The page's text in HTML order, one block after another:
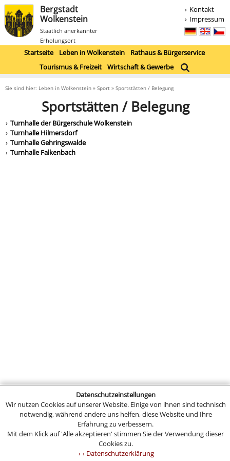
Datenschutzeinstellungen
Wir nutzen Cookies auf unserer Website. Einige von ihnen sind technisch
notwendig, während andere uns helfen, diese Website und Ihre
Erfahrung zu verbessern.
Mit dem Klick auf 'Alle akzeptieren' stimmen Sie der Verwendung dieser
Cookies zu.
› Datenschutzerklärung
Bergstadt
Wolkenstein
Staatlich anerkannter
Erholungsort
Kontakt
Impressum
Startseite Leben in Wolkenstein
Rathaus & Bürgerservice
Tourismus & Freizeit
Wirtschaft & Gewerbe
Sie sind hier: Leben in Wolkenstein » Sport » Sportstätten / Belegung
Sportstätten / Belegung
Turnhalle der Bürgerschule Wolkenstein
Turnhalle Hilmersdorf
Turnhalle Gehringswalde
Turnhalle Falkenbach